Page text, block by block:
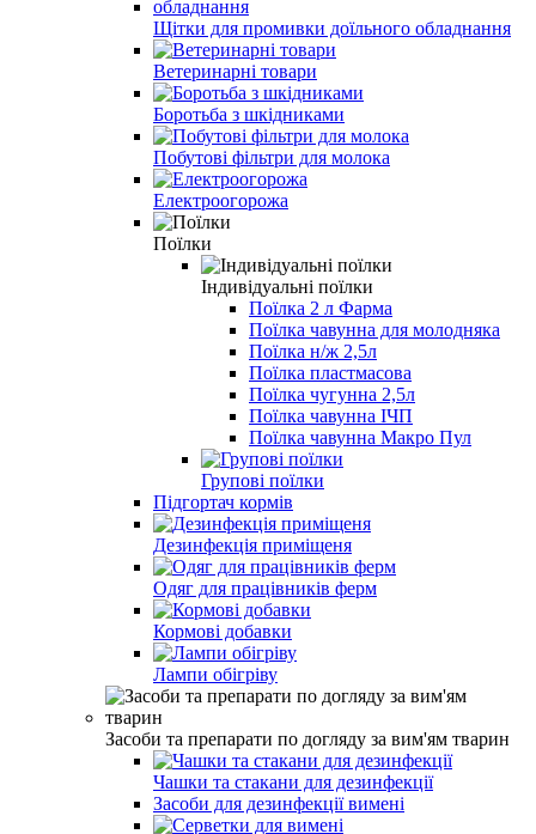
Щітки для промивки доїльного обладнання
Ветеринарні товари
Боротьба з шкідниками
Побутові фільтри для молока
Електроогорожа
Поїлки
Індивідуальні поїлки
Поїлка 2 л Фарма
Поїлка чавунна для молодняка
Поїлка н/ж 2,5л
Поїлка пластмасова
Поїлка чугунна 2,5л
Поїлка чавунна ІЧП
Поїлка чавунна Макро Пул
Групові поїлки
Підгортач кормів
Дезинфекція приміщеня
Одяг для працівників ферм
Кормові добавки
Лампи обігріву
Засоби та препарати по догляду за вим'ям тварин
Чашки та стакани для дезинфекції
Засоби для дезинфекції вимені